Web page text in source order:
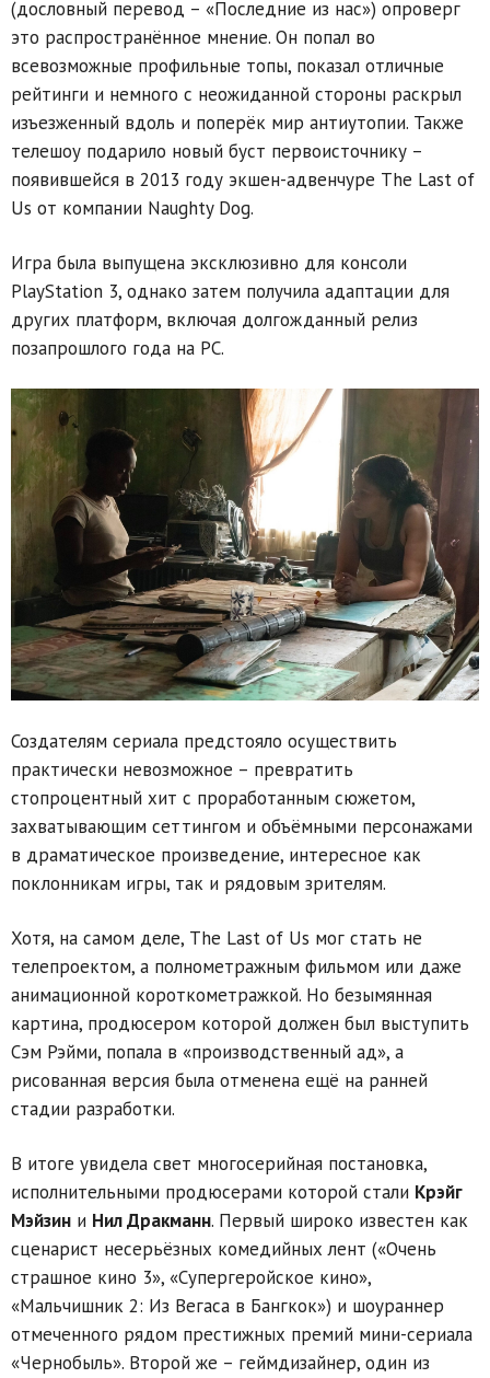
(дословный перевод – «Последние из нас») опроверг
это распространённое мнение. Он попал во
всевозможные профильные топы, показал отличные
рейтинги и немного с неожиданной стороны раскрыл
изъезженный вдоль и поперёк мир антиутопии. Также
телешоу подарило новый буст первоисточнику –
появившейся в 2013 году экшен-адвенчуре The Last of
Us от компании Naughty Dog.
Игра была выпущена эксклюзивно для консоли
PlayStation 3, однако затем получила адаптации для
других платформ, включая долгожданный релиз
позапрошлого года на PC.
Создателям сериала предстояло осуществить
практически невозможное – превратить
стопроцентный хит с проработанным сюжетом,
захватывающим сеттингом и объёмными персонажами
в драматическое произведение, интересное как
поклонникам игры, так и рядовым зрителям.
Хотя, на самом деле, The Last of Us мог стать не
телепроектом, а полнометражным фильмом или даже
анимационной короткометражкой. Но безымянная
картина, продюсером которой должен был выступить
Сэм Рэйми, попала в «производственный ад», а
рисованная версия была отменена ещё на ранней
стадии разработки.
В итоге увидела свет многосерийная постановка,
исполнительными продюсерами которой стали Крэйг
Мэйзин и Нил Дракманн. Первый широко известен как
сценарист несерьёзных комедийных лент («Очень
страшное кино 3», «Супергеройское кино»,
«Мальчишник 2: Из Вегаса в Бангкок») и шоураннер
отмеченного рядом престижных премий мини-сериала
«Чернобыль». Второй же – геймдизайнер, один из